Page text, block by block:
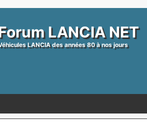
LANCIA NET
LANCIA des années 80 à nos jours